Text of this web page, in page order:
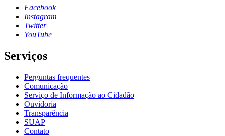
Facebook
Instagram
Twitter
YouTube
Serviços
Perguntas frequentes
Comunicação
Serviço de Informação ao Cidadão
Ouvidoria
Transparência
SUAP
Contato